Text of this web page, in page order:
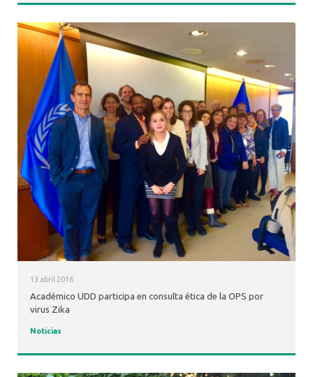
13 abril 2016
Académico UDD participa en consulta ética de la OPS por
virus Zika
Noticias